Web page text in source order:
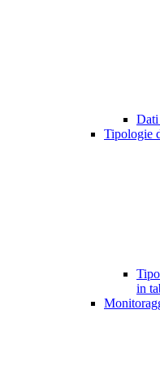
Dati
Tipologie
in